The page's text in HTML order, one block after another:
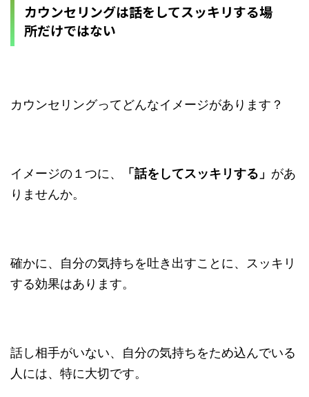
カウンセリングは話をしてスッキリする場
所だけではない
カウンセリングってどんなイメージがあります？
イメージの１つに、 「話をしてスッキリする」 があ
りませんか。
確かに、自分の気持ちを吐き出すことに、スッキリ
する効果はあります。
話し相手がいない、自分の気持ちをため込んでいる
人には、特に大切です。